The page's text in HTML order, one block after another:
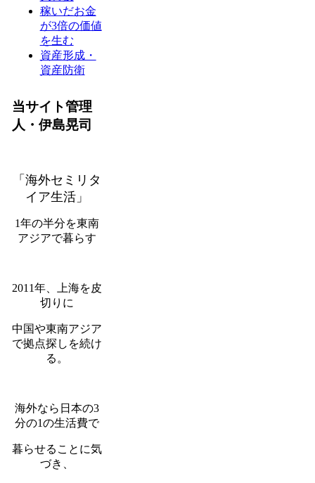
稼いだお金
が3倍の価値
を生む
資産形成・
資産防衛
当サイト管理
人・伊島晃司
「海外セミリタ
イア生活」
1年の半分を東南
アジアで暮らす
2011年、上海を皮
切りに
中国や東南アジア
で拠点探しを続け
る。
海外なら日本の3
分の1の生活費で
暮らせることに気
づき、